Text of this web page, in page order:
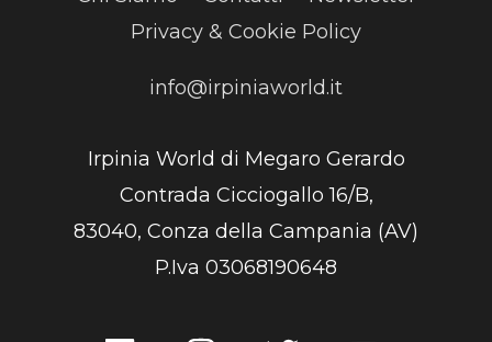
Privacy & Cookie Policy
info@irpiniaworld.it
Irpinia World di Megaro Gerardo
Contrada Cicciogallo 16/B,
83040, Conza della Campania (AV)
P.Iva 03068190648